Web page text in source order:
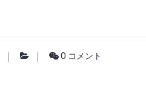
0 コメント